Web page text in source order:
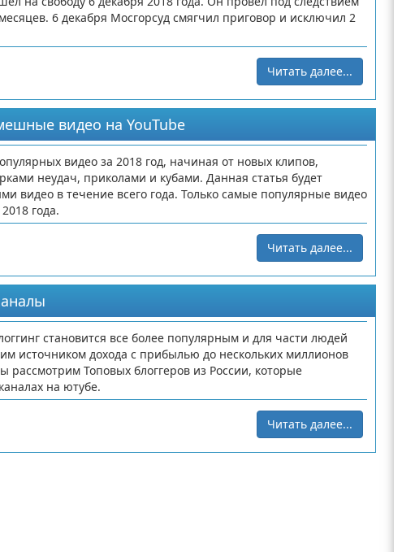
6 декабря Мосгорсуд смягчил приговор и исключил 2
Читать далее...
видео на YouTube
видео за 2018 год, начиная от новых клипов,
неудач, приколами и кубами. Данная статья будет
видео в течение всего года. Только самые популярные видео
года.
Читать далее...
становится все более популярным и для части людей
источником дохода с прибылью до нескольких миллионов
рассмотрим Топовых блоггеров из России, которые
на ютубе.
Читать далее...